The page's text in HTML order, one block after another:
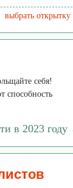
выбрать
себя!
способность
в 2023